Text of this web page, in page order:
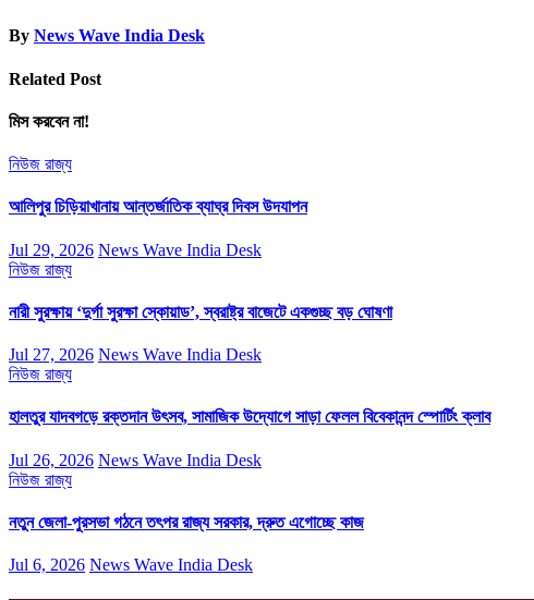
By News Wave India Desk
Related Post
মিস করবেন না!
নিউজ রাজ্য
আলিপুর চিড়িয়াখানায় আন্তর্জাতিক ব্যাঘ্র দিবস উদযাপন
Jul 29, 2026 News Wave India Desk
নিউজ রাজ্য
নারী সুরক্ষায় ‘দুর্গা সুরক্ষা স্কোয়াড’, স্বরাষ্ট্র বাজেটে একগুচ্ছ বড় ঘোষণা
Jul 27, 2026 News Wave India Desk
নিউজ রাজ্য
হালতুর যাদবগড়ে রক্তদান উৎসব, সামাজিক উদ্যোগে সাড়া ফেলল বিবেকানন্দ স্পোর্টিং ক্লাব
Jul 26, 2026 News Wave India Desk
নিউজ রাজ্য
নতুন জেলা-পুরসভা গঠনে তৎপর রাজ্য সরকার, দ্রুত এগোচ্ছে কাজ
Jul 6, 2026 News Wave India Desk